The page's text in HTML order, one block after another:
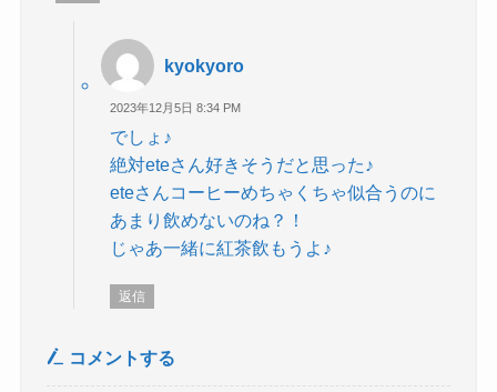
kyokyoro
2023年12月5日 8:34 PM
でしょ♪
絶対eteさん好きそうだと思った♪
eteさんコーヒーめちゃくちゃ似合うのに
あまり飲めないのね？！
じゃあ一緒に紅茶飲もうよ♪
返信
コメントする